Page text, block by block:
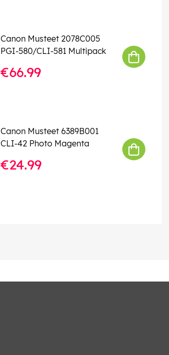
Canon Musteet 2078C005
PGI-580/CLI-581 Multipack
€66.99
Canon Musteet 6389B001
CLI-42 Photo Magenta
€24.99